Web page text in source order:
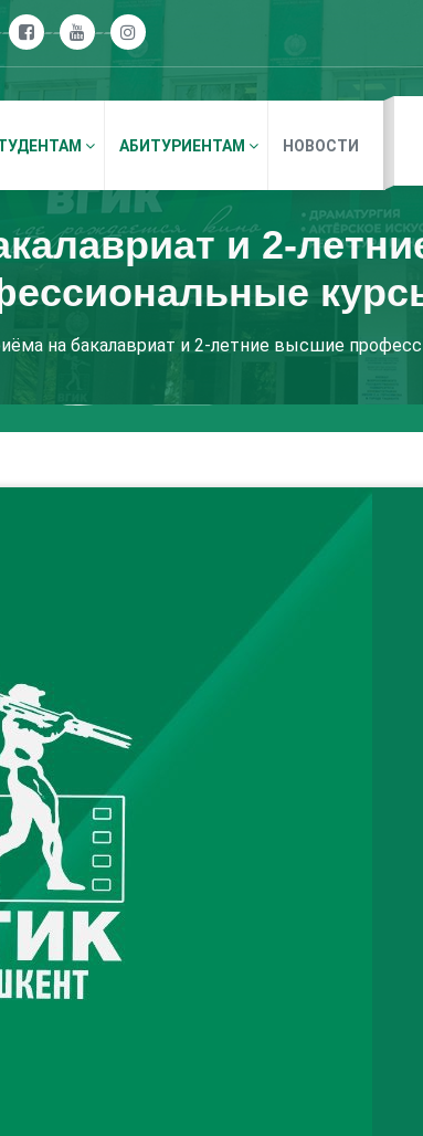
АБИТУРИЕНТАМ НОВОСТИ
и 2-
на бакалавриат и 2-летние высшие